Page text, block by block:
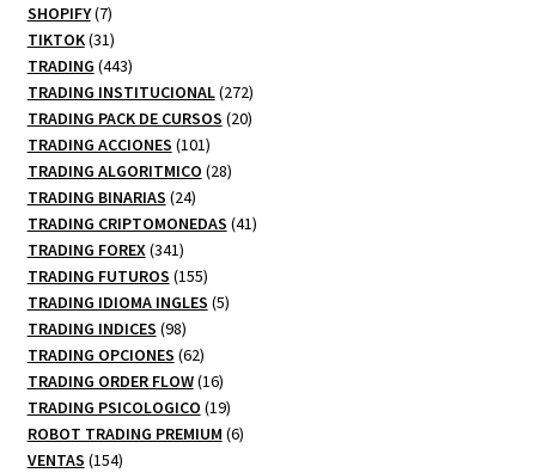
productos
SHOPIFY 77
productos
TIKTOK 3131
productos
TRADING 443443
productos
TRADING INSTITUCIONAL 272272
productos
TRADING PACK DE CURSOS 2020
TRADING ACCIONES 101101
productos
TRADING ALGORITMICO 2828
TRADING BINARIAS 2424
productos
TRADING CRIPTOMONEDAS 4141
TRADING FOREX 341341
productos
TRADING FUTUROS 155155
productos
TRADING IDIOMA INGLES 55
TRADING INDICES 9898
productos
TRADING OPCIONES 6262
productos
TRADING ORDER FLOW 1616
productos
TRADING PSICOLOGICO 1919
productos
ROBOT TRADING PREMIUM 66
VENTAS 154154